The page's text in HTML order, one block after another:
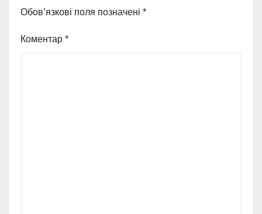
Обов’язкові поля позначені *
Коментар *